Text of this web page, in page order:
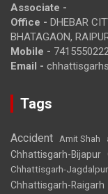
Associate -
Office - DHEBAR
BHATAGAON,
Mobile - 7415550222
Email -
Tags
Accident Amit Shah
Chhattisgarh-Bijapur
Chhattisgarh-Jagdalpur
Chhattisgarh-Raigarh